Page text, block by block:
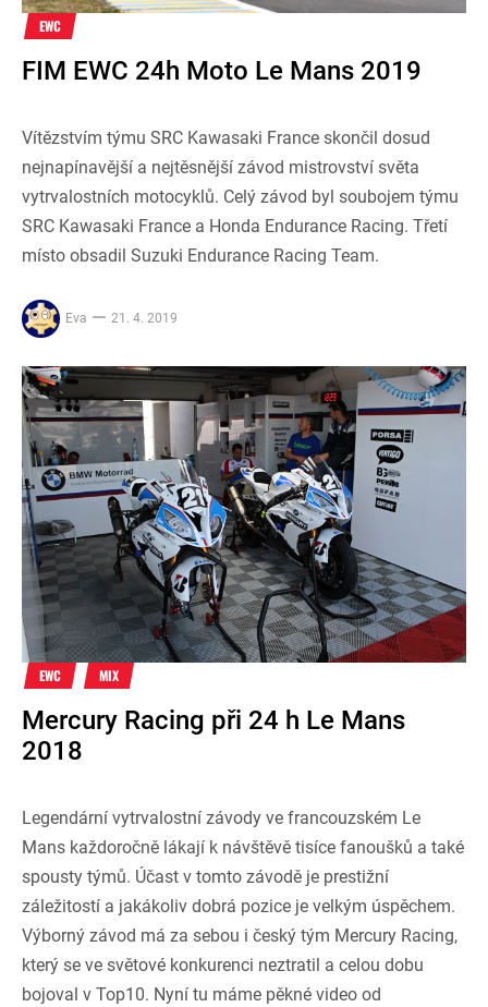
EWC
FIM EWC 24h Moto Le Mans 2019
Vítězstvím týmu SRC Kawasaki France skončil dosud
nejnapínavější a nejtěsnější závod mistrovství světa
vytrvalostních motocyklů. Celý závod byl soubojem týmu
SRC Kawasaki France a Honda Endurance Racing. Třetí
místo obsadil Suzuki Endurance Racing Team.
Eva 21. 4. 2019
EWC MIX
Mercury Racing při 24 h Le Mans
2018
Legendární vytrvalostní závody ve francouzském Le
Mans každoročně lákají k návštěvě tisíce fanoušků a také
spousty týmů. Účast v tomto závodě je prestižní
záležitostí a jakákoliv dobrá pozice je velkým úspěchem.
Výborný závod má za sebou i český tým Mercury Racing,
který se ve světové konkurenci neztratil a celou dobu
bojoval v Top10. Nyní tu máme pěkné video od